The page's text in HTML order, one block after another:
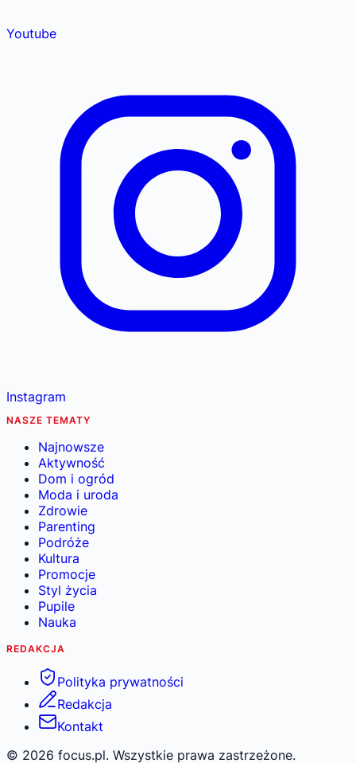
Youtube
Instagram
NASZE TEMATY
Najnowsze
Aktywność
Dom i ogród
Moda i uroda
Zdrowie
Parenting
Podróże
Kultura
Promocje
Styl życia
Pupile
Nauka
REDAKCJA
Polityka prywatności
Redakcja
Kontakt
© 2026 focus.pl. Wszystkie prawa zastrzeżone.